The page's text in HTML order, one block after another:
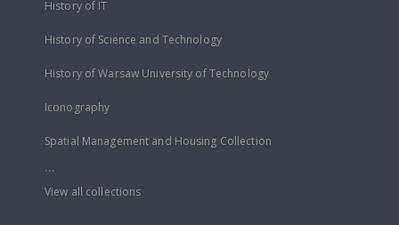
History of IT
History of Science and Technology
History of Warsaw University of Technology
Iconography
Spatial Management and Housing Collection
...
View all collections